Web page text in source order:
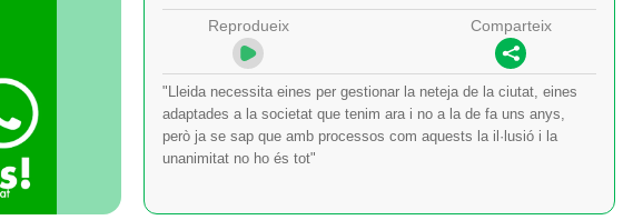
Reprodueix Comparteix
"Lleida necessita eines per gestionar la neteja de la ciutat, eines
adaptades a la societat que tenim ara i no a la de fa uns anys,
però ja se sap que amb processos com aquests la il·lusió i la
unanimitat no ho és tot"